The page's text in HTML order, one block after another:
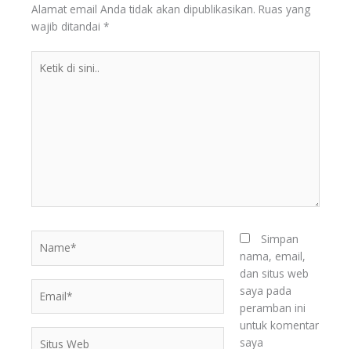
Alamat email Anda tidak akan dipublikasikan. Ruas yang
wajib ditandai *
Simpan
nama, email,
dan situs web
saya pada
peramban ini
untuk komentar
saya